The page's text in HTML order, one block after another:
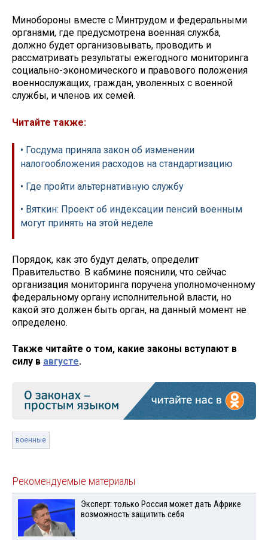
Минобороны вместе с Минтрудом и федеральными
органами, где предусмотрена военная служба,
должно будет организовывать, проводить и
рассматривать результаты ежегодного мониторинга
социально-экономического и правового положения
военнослужащих, граждан, уволенных с военной
службы, и членов их семей.
Читайте также:
• Госдума приняла закон об изменении
налогообложения расходов на стандартизацию
• Где пройти альтернативную службу
• Вяткин: Проект об индексации пенсий военным
могут принять на этой неделе
Порядок, как это будут делать, определит
Правительство. В кабмине пояснили, что сейчас
организация мониторинга поручена уполномоченному
федеральному органу исполнительной власти, но
какой это должен быть орган, на данный момент не
определено.
Также читайте о том, какие законы вступают в
силу в августе.
военные
Рекомендуемые материалы
Эксперт: только Россия может дать Африке
возможность защитить себя